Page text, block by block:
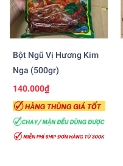
Bột Ngũ Vị Hương Kim
Nga (500gr)
140.000₫